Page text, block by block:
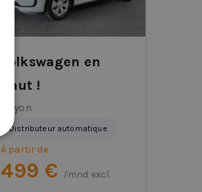
Volkswagen en
haut !
Hayon
Distributeur automatique
À partir de
499 € /mnd excl.